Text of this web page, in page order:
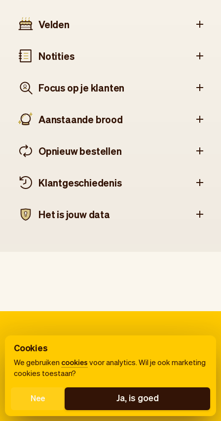
Velden
Notities
Focus op je klanten
Aanstaande brood
Opnieuw bestellen
Klant­geschiedenis
Het is jouw data
Cookies
We gebruiken cookies voor analytics. Wil je ook marketing
cookies toestaan?
Nee Ja, is goed